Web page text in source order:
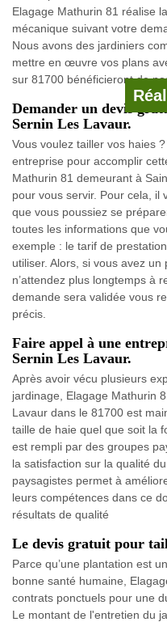
Elagage Mathurin 81 réalise
mécanique suivant votre
Nous avons des jardiniers
mettre en œuvre vos plans
sur 81700 bénéficieront de
Demander un devis
Sernin Les Lavaur.
Vous voulez tailler vos haies
entreprise pour accomplir
Mathurin 81 demeurant à
pour vous servir. Pour cela, il
que vous poussiez se
toutes les informations que
exemple : le tarif de
utiliser. Alors, si vous avez
n’attendez plus longtemps à
demande sera validée vous
précis.
Faire appel à une
Sernin Les Lavaur.
Après avoir vécu plusieurs
jardinage, Elagage Mathurin
Lavaur dans le 81700 est
taille de haie quel que soit la
est rempli par des groupes
la satisfaction sur la qualité
paysagistes permet à
leurs compétences dans ce
résultats de qualité
Le devis gratuit pour
Parce qu’une plantation est
bonne santé humaine,
contrats ponctuels pour une
Le montant de l'entretien du